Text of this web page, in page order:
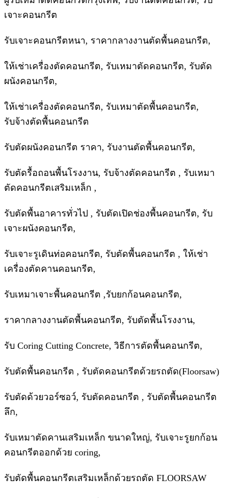
เจาะคอนกรีต
รับเจาะคอนกรีตหนา, ราคากลางงานตัดพื้นคอนกรีต,
ให้เช่าเครื่องตัดคอนกรีต, รับเหมาตัดคอนกรีต, รับตัด
ผนังคอนกรีต,
ให้เช่าเครื่องตัดคอนกรีต, รับเหมาตัดพื้นคอนกรีต,
รับจ้างตัดพื้นคอนกรีต
รับตัดผนังคอนกรีต ราคา, รับงานตัดพื้นคอนกรีต,
รับตัดรื้อถอนพื้นโรงงาน, รับจ้างตัดคอนกรีต , รับเหมา
ตัดคอนกรีตเสริมเหล็ก ,
รับตัดพื้นอาคารทั่วไป , รับตัดเปิดช่องพื้นคอนกรีต, รับ
เจาะผนังคอนกรีต,
รับเจาะรูเดินท่อคอนกรีต, รับตัดพื้นคอนกรีต , ให้เช่า
เครื่องตัดคานคอนกรีต,
รับเหมาเจาะพื้นคอนกรีต ,รับยกก้อนคอนกรีต,
ราคากลางงานตัดพื้นคอนกรีต, รับตัดพื้นโรงงาน,
รับ Coring Cutting Concrete, วิธีการตัดพื้นคอนกรีต,
รับตัดพื้นคอนกรีต , รับตัดคอนกรีตด้วยรถตัด(Floorsaw)
รับตัดด้วยวอร์ซอว์, รับตัดคอนกรีต , รับตัดพื้นคอนกรีต
ลึก,
รับเหมาตัดคานเสริมเหล็ก ขนาดใหญ่, รับเจาะรูยกก้อน
คอนกรีตออกด้วย coring,
รับตัดพื้นคอนกรีตเสริมเหล็กด้วยรถตัด FLOORSAW